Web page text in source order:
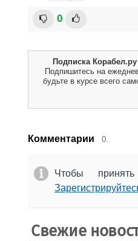
0
Подписка
Подпишитесь на
будьте в курсе всего
Комментарии 0.
Чтобы
Свежие